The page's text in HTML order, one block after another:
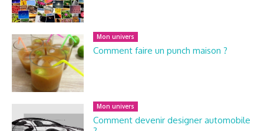
Mon univers
Comment faire un punch maison ?
Mon univers
Comment devenir designer automobile